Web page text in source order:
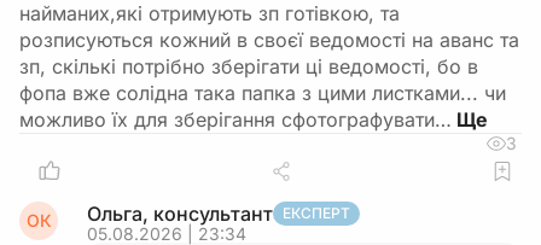
найманих,які отримують зп готівкою, та
розписуються кожний в своєї ведомості на аванс та
зп, скількі потрібно зберігати ці ведомості, бо в
фопа вже солідна така папка з цими листками... чи
можливо їх для зберігання сфотографувати…
3
ОК Ольга, консультант ЕКСПЕРТ
05.08.2026 | 23:34